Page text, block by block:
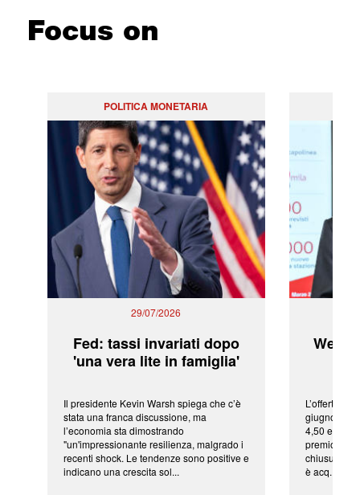
Focus on
POLITICA MONETARIA
29/07/2026
Fed: tassi invariati dopo
'una vera lite in famiglia'
Il presidente Kevin Warsh spiega che c’è
stata una franca discussione, ma
l’economia sta dimostrando
"un'impressionante resilienza, malgrado i
recenti shock. Le tendenze sono positive e
indicano una crescita sol...
L’offerta
giugno da
4,50 euro
premio di
chiusura
è acq...